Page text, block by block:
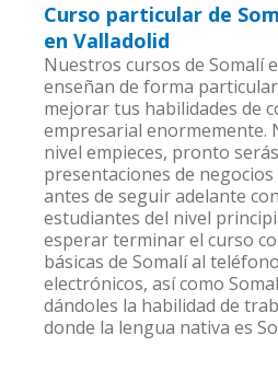
Curso particular de
en Valladolid
Nuestros cursos de Somalí
enseñan de forma
mejorar tus habilidades de
empresarial enormemente.
nivel empieces, pronto
presentaciones de
antes de seguir adelante
estudiantes del nivel
esperar terminar el curso
básicas de Somalí al
electrónicos, así como
dándoles la habilidad de
donde la lengua nativa es